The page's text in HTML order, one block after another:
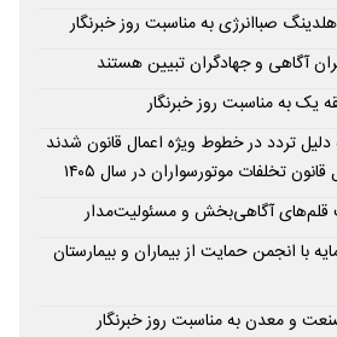
صباانرژی به مناسبت روز خبرنگار
آگاهی و جهادگران تبیین هستند
یک به مناسبت روز خبرنگار
دلیل تردد در خطوط ویژه اعمال قانون شدند
قلم‌های آگاهی‌بخش و مسئولیت‌مدار
با انجمن حمایت از بیماران و بیمارستان
و معدن به مناسبت روز خبرنگار